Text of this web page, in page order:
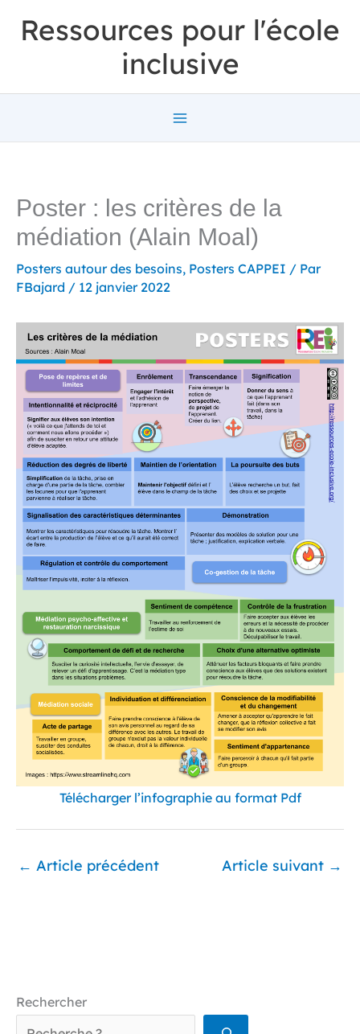
Ressources pour l'école
inclusive
Poster : les critères de la
médiation (Alain Moal)
Posters autour des besoins, Posters CAPPEI / Par
FBajard / 12 janvier 2022
Télécharger l’infographie au format Pdf
← Article précédent Article suivant →
Rechercher